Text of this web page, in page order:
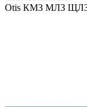
Otis КМЗ МЛЗ